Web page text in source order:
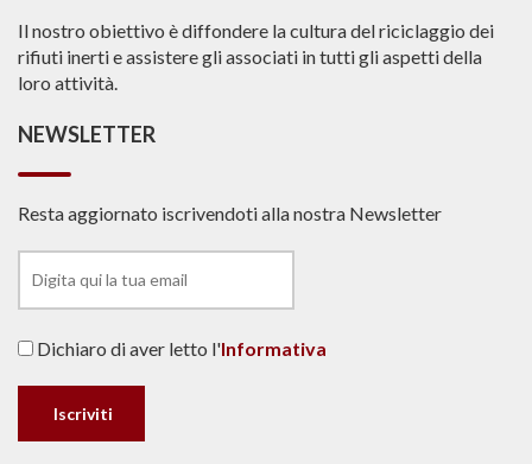
Il nostro obiettivo è diffondere la cultura del riciclaggio dei
rifiuti inerti e assistere gli associati in tutti gli aspetti della
loro attività.
NEWSLETTER
Resta aggiornato iscrivendoti alla nostra Newsletter
Dichiaro di aver letto l'Informativa